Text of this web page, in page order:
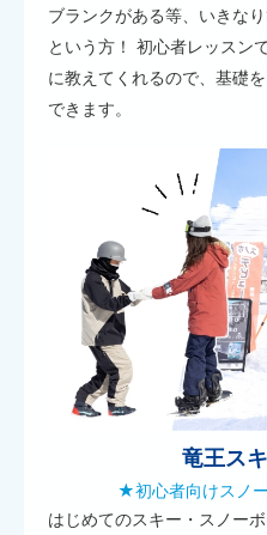
ブランクがある等、いきな
という方！ 初心者レッスン
に教えてくれるので、基礎
できます。
竜王ス
★初心者向けスノ
はじめてのスキー・スノー